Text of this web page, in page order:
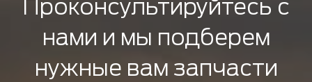
Проконсультируйтесь с
нами и мы подберем
нужные вам запчасти